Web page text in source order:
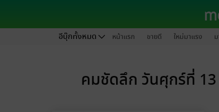
อีบุ๊กทั้งหมด หน้าแรก ขายดี ใหม่มาแรง
คมชัดลึก วันศุกร์ที่